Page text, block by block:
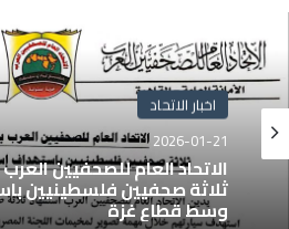
اخبار الاتحاد
2026-01-21
الاتحاد العام للصحفيين
ثلاثة صحفيين فلسطينيين
وسط قطاع غزة